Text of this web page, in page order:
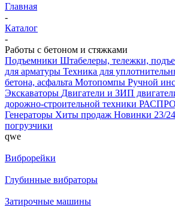
Главная
-
Каталог
-
Работы с бетоном и стяжками
Подъемники Штабелеры, тележки,
для арматуры Техника для
бетона, асфальта Мотопомпы Ручной
Экскаваторы Двигатели и ЗИП
дорожно-строительной техники
Генераторы Хиты продаж Новинки 23/24
погрузчики
qwe
Виброрейки
Глубинные вибраторы
Затирочные машины